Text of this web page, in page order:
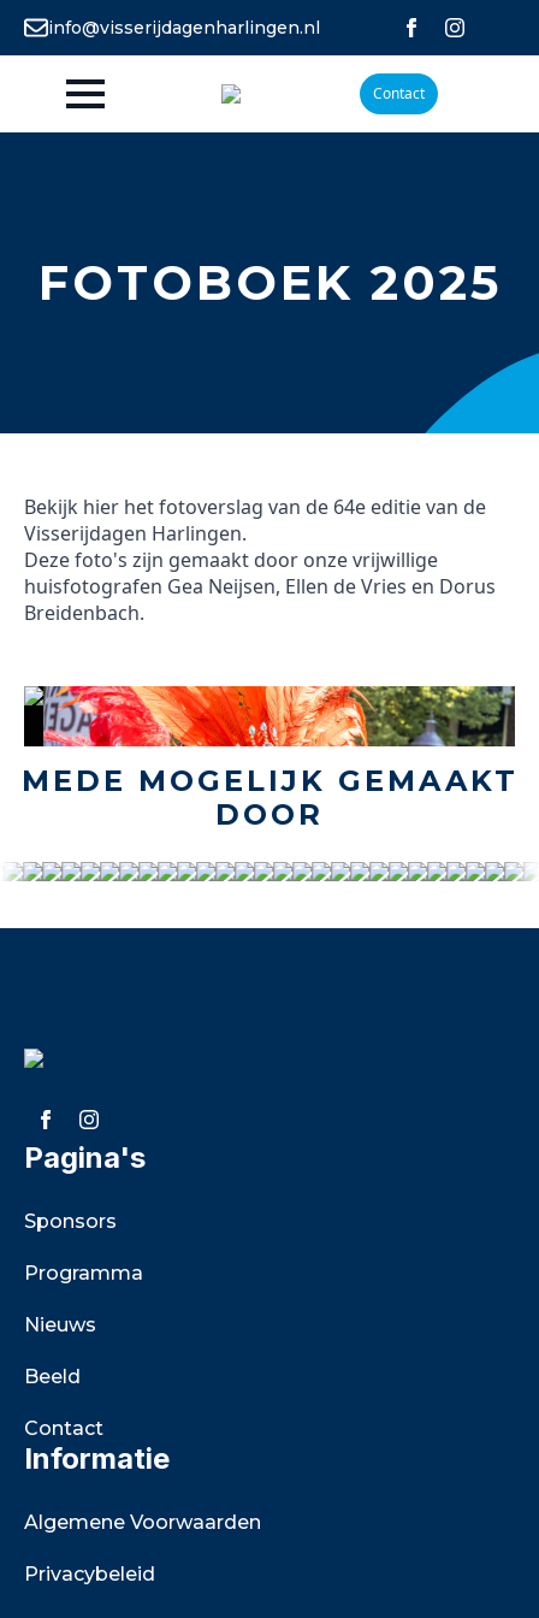
info@visserijdagenharlingen.nl
Contact
FOTOBOEK 2025
Bekijk hier het fotoverslag van de 64e editie van de
Visserijdagen Harlingen.
Deze foto's zijn gemaakt door onze vrijwillige
huisfotografen Gea Neijsen, Ellen de Vries en Dorus
Breidenbach.
MEDE MOGELIJK GEMAAKT
DOOR
Pagina's
Sponsors
Programma
Nieuws
Beeld
Contact
Informatie
Algemene Voorwaarden
Privacybeleid